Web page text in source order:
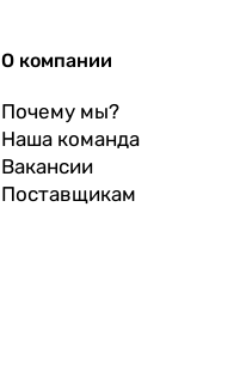
О компании
Почему мы?
Наша команда
Вакансии
Поставщикам